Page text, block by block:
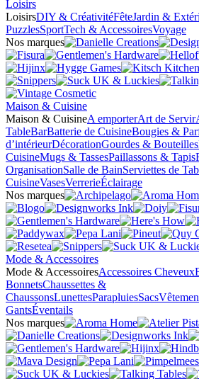
Loisirs
LoisirsDIY & CréativitéFêteJardin &
PuzzlesSportTech & AccessoiresVoyage
Nos marques
Maison & Cuisine
Maison & CuisineA emporterArt de Servir
TableBarBatterie de CuisineBougies &
d’intérieurDécorationGourdes & Bouteilles
CuisineMugs & TassesPaillassons & Tapis
OrganisationSalle de BainServiettes de
CuisineVasesVerrerieÉclairage
Nos marques
Mode & Accessoires
Mode & AccessoiresAccessoires Cheveux
BonnetsChaussettes &
ChaussonsLunettesParapluiesSacs
GantsÉventails
Nos marques